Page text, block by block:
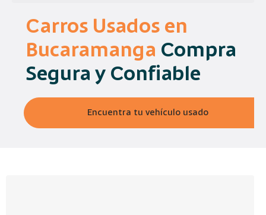
Carros Usados en
Bucaramanga Compra
Segura y Confiable
Encuentra tu vehículo usado